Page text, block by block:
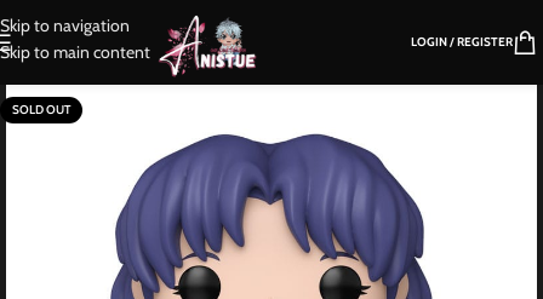
Skip to navigation
Skip to main content
LOGIN / REGISTER
SOLD OUT